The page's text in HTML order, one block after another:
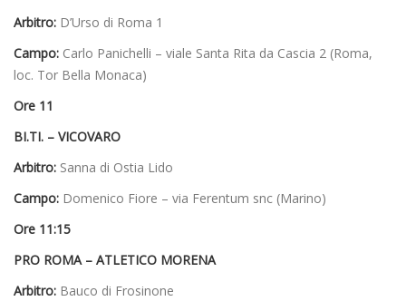
Arbitro: D’Urso di Roma 1
Campo: Carlo Panichelli – viale Santa Rita da Cascia 2 (Roma,
loc. Tor Bella Monaca)
Ore 11
BI.TI. – VICOVARO
Arbitro: Sanna di Ostia Lido
Campo: Domenico Fiore – via Ferentum snc (Marino)
Ore 11:15
PRO ROMA – ATLETICO MORENA
Arbitro: Bauco di Frosinone